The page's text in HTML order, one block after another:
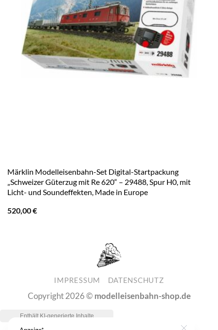
Märklin Modelleisenbahn-Set Digital-Startpackung
„Schweizer Güterzug mit Re 620“ – 29488, Spur H0, mit
Licht- und Soundeffekten, Made in Europe
520,00€
IMPRESSUM DATENSCHUTZ
Copyright 2026 © modelleisenbahn-shop.de